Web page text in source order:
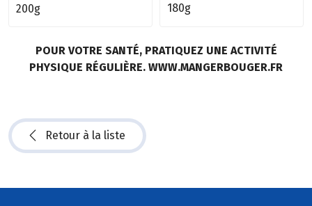
200g
180g
POUR VOTRE SANTÉ, PRATIQUEZ UNE ACTIVITÉ
PHYSIQUE RÉGULIÈRE. WWW.MANGERBOUGER.FR
Retour à la liste